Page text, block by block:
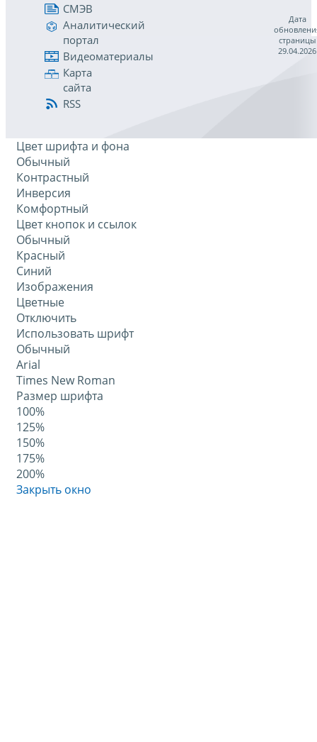
СМЭВ
Аналитический
портал
Видеоматериалы
Карта
сайта
RSS
Дата
страницы
29.04.2026
Цвет шрифта и фона
Обычный
Контрастный
Инверсия
Комфортный
Цвет кнопок и ссылок
Обычный
Красный
Синий
Изображения
Цветные
Отключить
Использовать шрифт
Обычный
Arial
Times New Roman
Размер шрифта
100%
125%
150%
175%
200%
Закрыть окно